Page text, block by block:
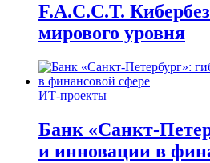
F.A.C.C.T.
мирового уровня
ИТ-проекты
Банк «Санкт-
и инновации в